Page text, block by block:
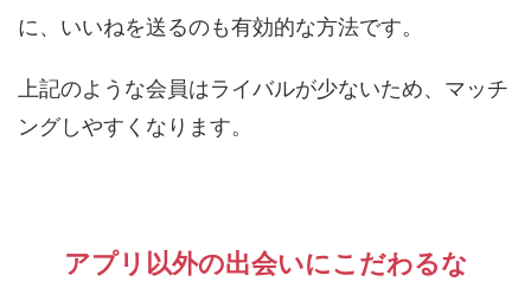
に、いいねを送るのも有効的な方法です。
上記のような会員はライバルが少ないため、マッチ
ングしやすくなります。
アプリ以外の出会いにこだわるな